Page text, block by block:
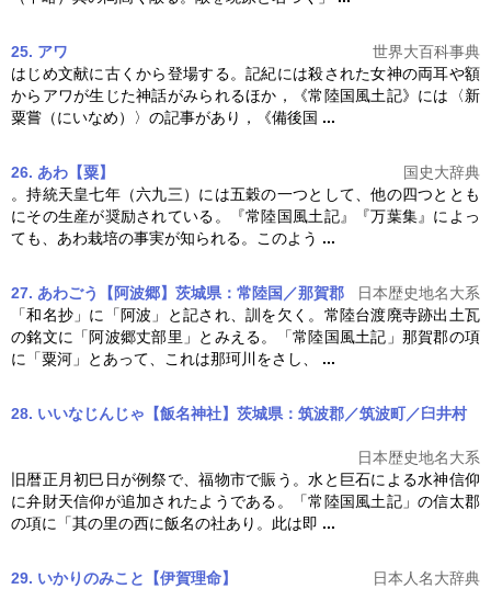
25. アワ
世界大百科事典
はじめ文献に古くから登場する。記紀には殺された女神の両耳や額
からアワが生じた神話がみられるほか，《常陸国風土記》には〈新
粟嘗（にいなめ）〉の記事があり，《備後国 ...
26. あわ【粟】
国史大辞典
。持統天皇七年（六九三）には五穀の一つとして、他の四つととも
にその生産が奨励されている。『常陸国風土記』『万葉集』によっ
ても、あわ栽培の事実が知られる。このよう ...
27. あわごう【阿波郷】茨城県：常陸国／那賀郡
日本歴史地名大系
「和名抄」に「阿波」と記され、訓を欠く。常陸台渡廃寺跡出土瓦
の銘文に「阿波郷丈部里」とみえる。「常陸国風土記 」那賀郡の項
に「粟河」とあって、これは那珂川をさし、 ...
28. いいなじんじゃ【飯名神社】茨城県：筑波郡／筑波町／臼井村
日本歴史地名大系
旧暦正月初巳日が例祭で、福物市で賑う。水と巨石による水神信仰
に弁財天信仰が追加されたようである。「常陸国風土記」の信太郡
の項に「其の里の西に飯名の社あり。此は即 ...
29. いかりのみこと【伊賀理命】
日本人名大辞典